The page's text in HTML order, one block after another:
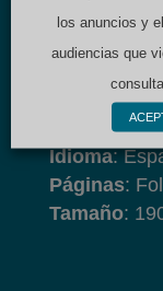
Editorial
:
Autor :
Depósito
: 2020
Idioma:
Páginas:
Tamaño:
los anuncios y
audiencias que